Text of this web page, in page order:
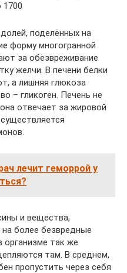
1700
поделённых на
форму многогранной
за обезвреживание
желчи. В печени белки
а лишняя глюкоза
– гликоген. Печень не
отвечает за жировой
лечит геморрой у
и вещества,
более безвредные
так же
там. В среднем,
пропустить через себя